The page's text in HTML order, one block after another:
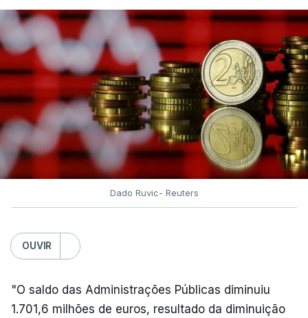
Dado Ruvic- Reuters
OUVIR
"O saldo das Administrações Públicas diminuiu
1.701,6 milhões de euros, resultado da diminuição